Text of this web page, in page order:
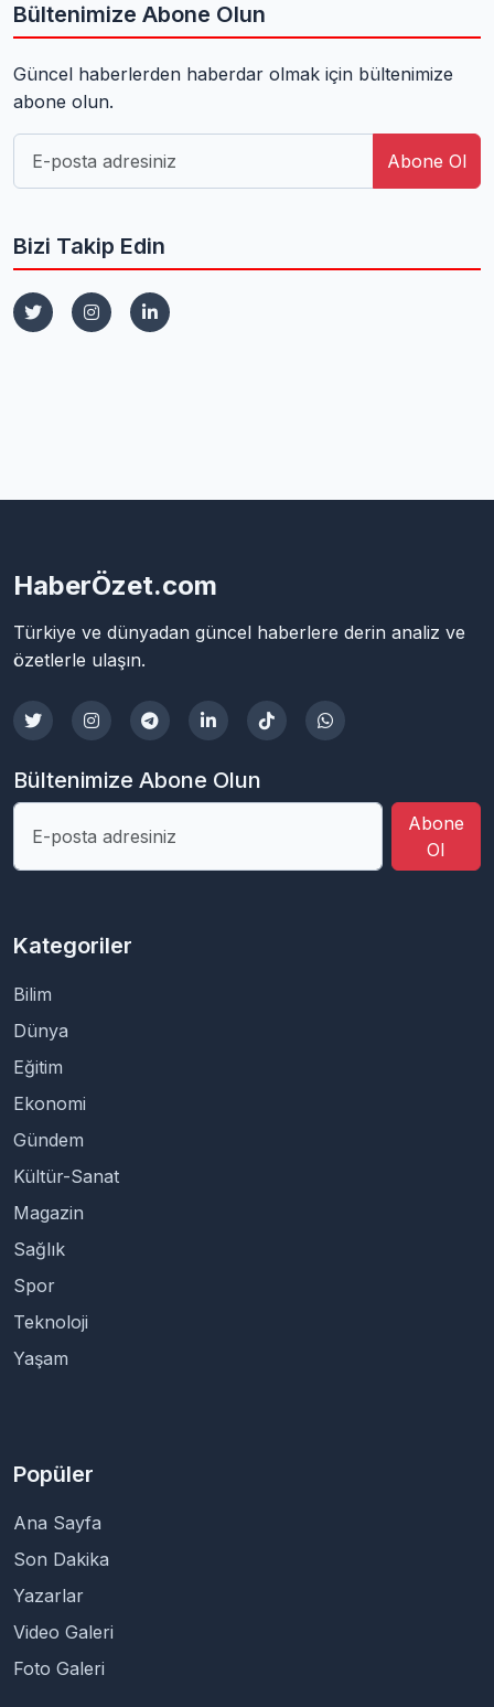
Bültenimize Abone Olun
Güncel haberlerden haberdar olmak için bültenimize
abone olun.
Abone Ol
Bizi Takip Edin
HaberÖzet.com
Türkiye ve dünyadan güncel haberlere derin analiz ve
özetlerle ulaşın.
Bültenimize Abone Olun
Abone
Ol
Kategoriler
Bilim
Dünya
Eğitim
Ekonomi
Gündem
Kültür-Sanat
Magazin
Sağlık
Spor
Teknoloji
Yaşam
Popüler
Ana Sayfa
Son Dakika
Yazarlar
Video Galeri
Foto Galeri